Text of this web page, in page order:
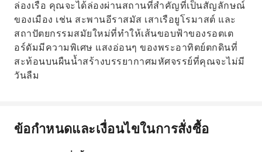
ล่องเรือ คุณจะได้ล่องผ่านสถานที่สำคัญที่เป็นสัญลักษณ์
ของเมือง เช่น สะพานอีราสมัส เสาเรือยูโรมาสต์ และ
สถาปัตยกรรมสมัยใหม่ที่ทำให้เส้นขอบฟ้าของรอตเต
อร์ดัมมีความพิเศษ แสงอ่อนๆ ของพระอาทิตย์ตกดินที่
สะท้อนบนผืนน้ำสร้างบรรยากาศมหัศจรรย์ที่คุณจะไม่มี
วันลืม
ข้อกำหนดและเงื่อนไขในการสั่งซื้อ